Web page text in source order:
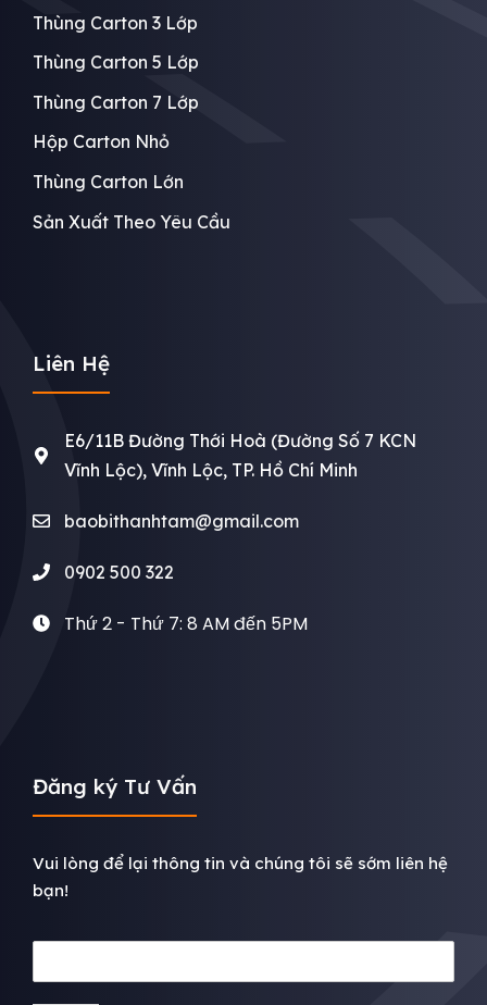
Thùng Carton 3 Lớp
Thùng Carton 5 Lớp
Thùng Carton 7 Lớp
Hộp Carton Nhỏ
Thùng Carton Lớn
Sản Xuất Theo Yêu Cầu
Liên Hệ
E6/11B Đường Thới Hoà (Đường Số 7 KCN
Vĩnh Lộc), Vĩnh Lộc, TP. Hồ Chí Minh
baobithanhtam@gmail.com
0902 500 322
Thứ 2 - Thứ 7: 8 AM đến 5PM
Đăng ký Tư Vấn
Vui lòng để lại thông tin và chúng tôi sẽ sớm liên hệ
bạn!